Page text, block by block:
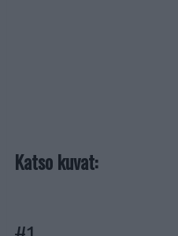
Katso kuvat: